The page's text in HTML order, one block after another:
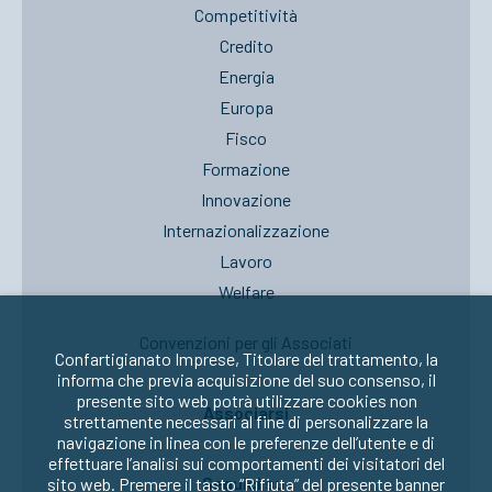
Competitività
Credito
Energia
Europa
Fisco
Formazione
Innovazione
Internazionalizzazione
Lavoro
Welfare
Convenzioni per gli Associati
Associarsi
Seguici su:
Confartigianato Imprese, Titolare del trattamento, la
informa che previa acquisizione del suo consenso, il
presente sito web potrà utilizzare cookies non
strettamente necessari al fine di personalizzare la
navigazione in linea con le preferenze dell’utente e di
effettuare l’analisi sui comportamenti dei visitatori del
sito web. Premere il tasto “Rifiuta” del presente banner